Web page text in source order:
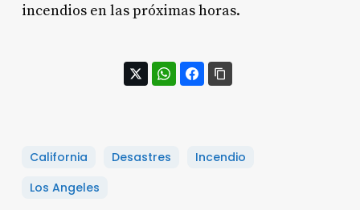
incendios en las próximas horas.
California Desastres
Incendio
Los Angeles